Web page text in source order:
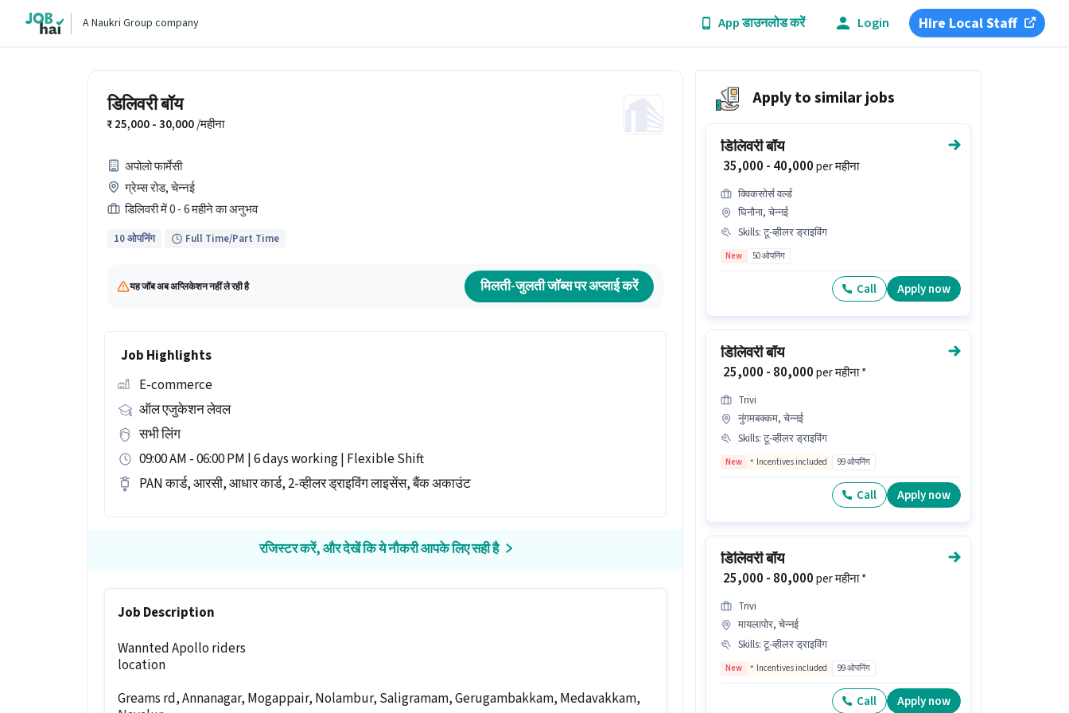
A Naukri Group company App डाउनलोड करें Login Hire Local Staff
डिलिवरी बॉय
25,000 - 30,000/महीना
अपोलो फार्मेसी
ग्रेम्स रोड, चेन्नई
डिलिवरी में 0 - 6 महीने का अनुभव
10 ओपनिंग Full Time/Part Time
यह जॉब अब अप्लिकेशन नहीं ले रही है मिलती-जुलती जॉब्स पर अप्लाई करें
Job Highlights
E-commerce
ऑल एजुकेशन लेवल
सभी लिंग
09:00 AM - 06:00 PM | 6 days working | Flexible Shift
PAN कार्ड, आरसी, आधार कार्ड, 2-व्हीलर ड्राइविंग लाइसेंस, बैंक अकाउंट
रजिस्टर करें, और देखें कि ये नौकरी आपके लिए सही है
Job Description
Wannted Apollo riders
location
Greams rd, Annanagar, Mogappair, Nolambur, Saligramam, Gerugambakkam, Medavakkam,
Apply to similar jobs
डिलिवरी बॉय
₹ 35,000 - 40,000per महीना
क्विकसोर्स वर्ल्ड
घिनौना, चेन्नई
Skills:टू-व्हीलर ड्राइविंग
New 50 ओपनिंग
Call Apply now
डिलिवरी बॉय
₹ 25,000 - 80,000per महीना *
Trivi
नुंगमबक्कम, चेन्नई
Skills:टू-व्हीलर ड्राइविंग
New Incentives included 99 ओपनिंग
Call Apply now
डिलिवरी बॉय
₹ 25,000 - 80,000per महीना *
Trivi
मायलापोर, चेन्नई
Skills:टू-व्हीलर ड्राइविंग
New Incentives included 99 ओपनिंग
Call Apply now